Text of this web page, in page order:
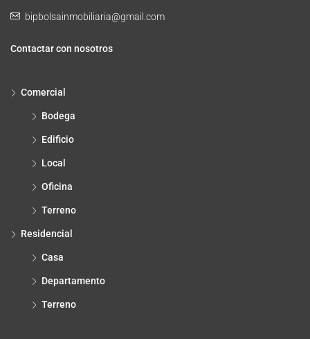
bipbolsainmobiliaria@gmail.com
Contactar con nosotros
Comercial
Bodega
Edificio
Local
Oficina
Terreno
Residencial
Casa
Departamento
Terreno